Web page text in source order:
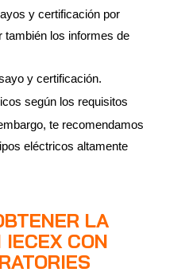
y certificación por
también los informes de
y certificación.
según los requisitos
te recomendamos
eléctricos altamente
LA
CON